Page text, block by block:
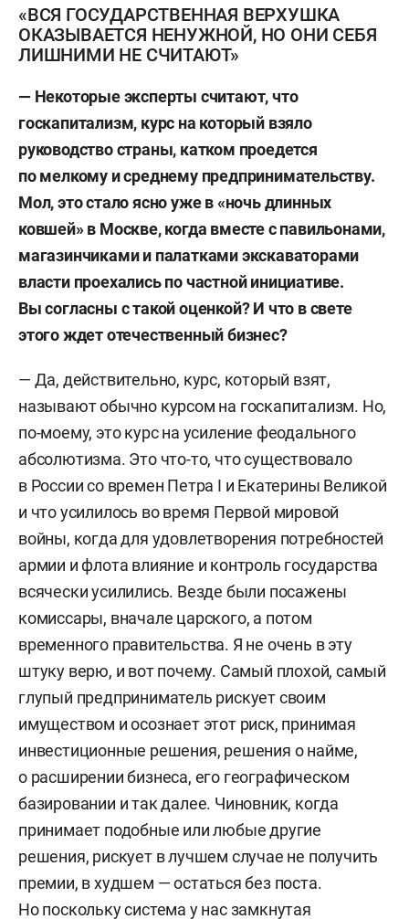
«ВСЯ ГОСУДАРСТВЕННАЯ ВЕРХУШКА
ОКАЗЫВАЕТСЯ НЕНУЖНОЙ, НО ОНИ СЕБЯ
ЛИШНИМИ НЕ СЧИТАЮТ»
— Некоторые эксперты считают, что
госкапитализм, курс на который взяло
руководство страны, катком проедется
по мелкому и среднему предпринимательству.
Мол, это сталоясноуже в «ночь длинных
ковшей» в Москве, когда вместе с павильонами,
магазинчиками и палатками экскаваторами
власти проехались по частной инициативе.
Вы согласны с такойоценкой? И что в свете
этогождет отечественный бизнес?
— Да, действительно, курс, который взят,
называют обычно курсом на госкапитализм. Но,
по-моему, это курс на усиление феодального
абсолютизма. Это что-то, что существовало
в России со времен Петра I и Екатерины Великой
и что усилилось во время Первой мировой
войны, когда для удовлетворения потребностей
армии и флота влияние и контроль государства
всячески усилились. Везде были посажены
комиссары, вначале царского, а потом
временного правительства. Я не очень в эту
штуку верю, и вот почему. Самый плохой, самый
глупый предприниматель рискует своим
имуществом и осознает этот риск, принимая
инвестиционные решения, решения о найме,
о расширении бизнеса, его географическом
базировании и так далее. Чиновник, когда
принимает подобные или любые другие
решения, рискует в лучшем случае не получить
премии, в худшем — остаться без поста.
Но поскольку система у нас замкнутая